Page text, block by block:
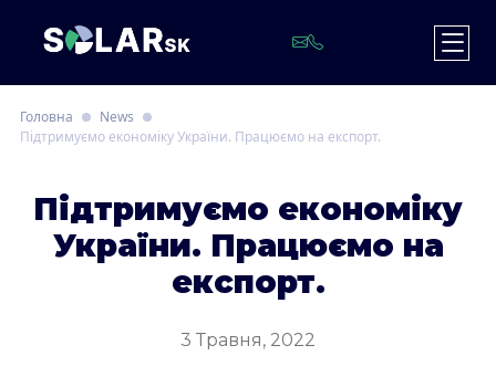
Головна
News
Підтримуємо економіку України. Працюємо на експорт.
Підтримуємо економіку
України. Працюємо на
експорт.
3 Травня, 2022